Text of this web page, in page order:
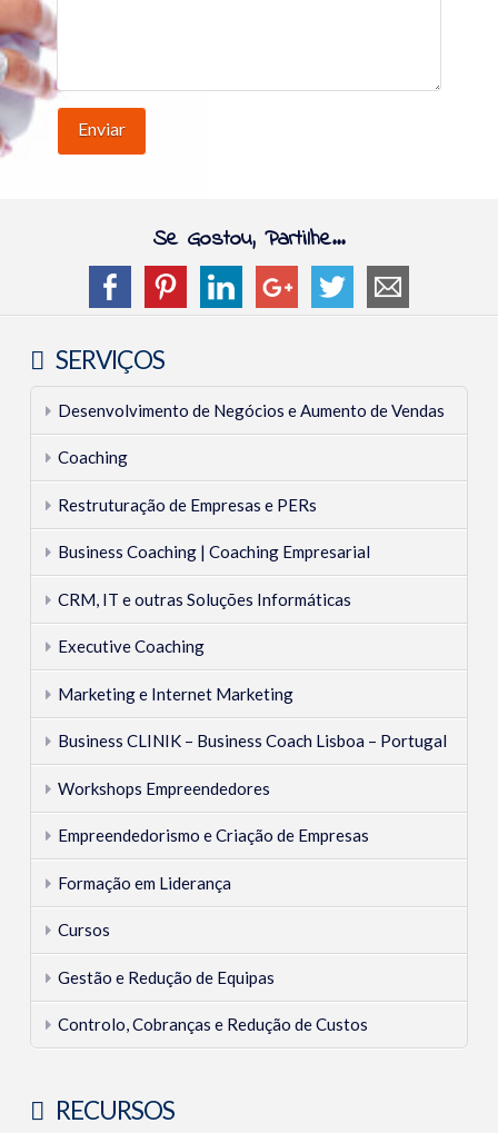
Se Gostou, Partilhe...
BotelhoOferta
de
Sessão
de
Business
Coaching
09.25.2016
SERVIÇOS
Desenvolvimento de Negócios e Aumento de Vendas
Coaching
Restruturação de Empresas e PERs
Business Coaching | Coaching Empresarial
CRM, IT e outras Soluções Informáticas
Executive Coaching
Marketing e Internet Marketing
Business CLINIK – Business Coach Lisboa – Portugal
Workshops Empreendedores
Empreendedorismo e Criação de Empresas
Formação em Liderança
Cursos
Gestão e Redução de Equipas
Controlo, Cobranças e Redução de Custos
RECURSOS